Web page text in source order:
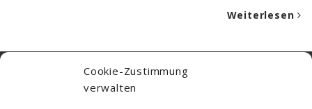
Cookie-Zustimmung
verwalten
Weiterlesen
Ski- und Freizeit © 2026. All Rights Reserved.
Proudly powered by WordPress
Dimitrakopoulos